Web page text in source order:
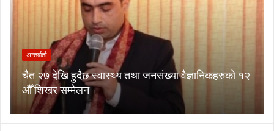
अन्तर्वार्ता
चैत २७ देखि हुदैछ स्वास्थ्य तथा जनसंख्या वैज्ञानिकहरुको १२
औँ शिखर सम्मेलन